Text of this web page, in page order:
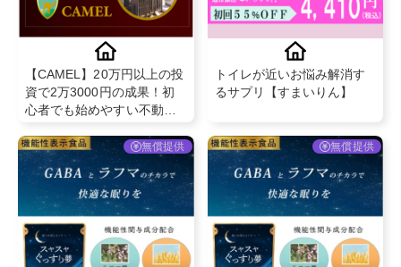
【CAMEL】20万円以上の投
資で2万3000円の成果！初
心者でも始めやすい不動産
トイレが近いお悩み解消す
るサプリ【すまいりん】
無償提供 無償提供